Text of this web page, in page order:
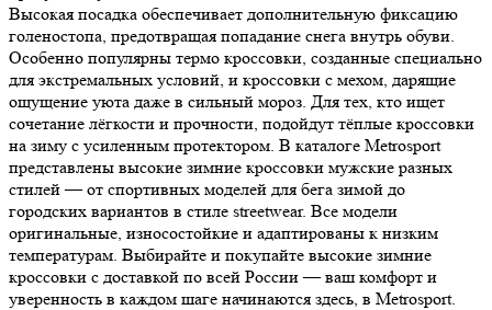
Высокая посадка обеспечивает дополнительную фиксацию
голеностопа, предотвращая попадание снега внутрь обуви.
Особенно популярны термо кроссовки, созданные специально
для экстремальных условий, и кроссовки с мехом, дарящие
ощущение уюта даже в сильный мороз. Для тех, кто ищет
сочетание лёгкости и прочности, подойдут тёплые кроссовки
на зиму с усиленным протектором. В каталоге Metrosport
представлены высокие зимние кроссовки мужские разных
стилей — от спортивных моделей для бега зимой до
городских вариантов в стиле streetwear. Все модели
оригинальные, износостойкие и адаптированы к низким
температурам. Выбирайте и покупайте высокие зимние
кроссовки с доставкой по всей России — ваш комфорт и
уверенность в каждом шаге начинаются здесь, в Metrosport.